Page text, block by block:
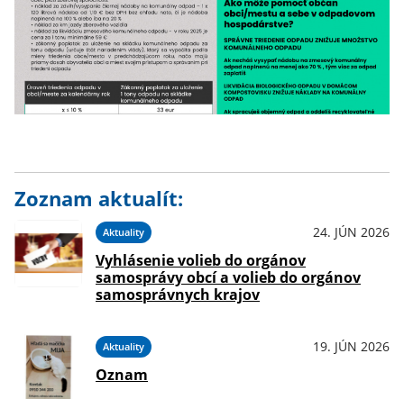
Zoznam aktualít:
Aktuality 24. JÚN 2026
Vyhlásenie volieb do orgánov
samosprávy obcí a volieb do orgánov
samosprávnych krajov
Aktuality 19. JÚN 2026
Oznam